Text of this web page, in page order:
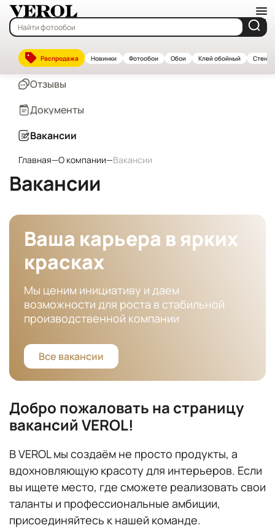
Распродажа Новинки Фотообои Обои Клей обойный
Компания
О нас
Отзывы
Документы
Вакансии
Главная—О компании—Вакансии
Вакансии
Ваша карьера в ярких
красках
Мы ценим инициативу и даем
возможности для роста в стабильной
производственной компании
Все вакансии
Добро пожаловать на страницу
вакансий VEROL!
В VEROL мы создаём не просто продукты, а
вдохновляющую красоту для интерьеров. Если
вы ищете место, где сможете реализовать свои
таланты и профессиональные амбиции,
присоединяйтесь к нашей команде.